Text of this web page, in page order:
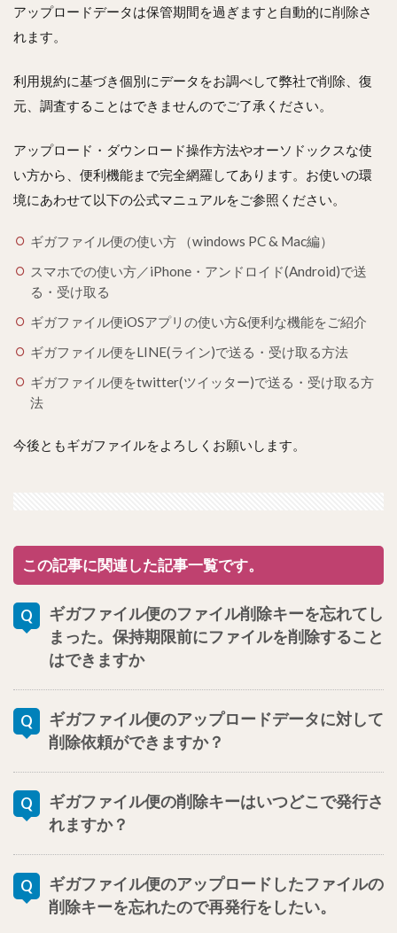
アップロードデータは保管期間を過ぎますと自動的に削除さ
れます。
利用規約に基づき個別にデータをお調べして弊社で削除、復
元、調査することはできませんのでご了承ください。
アップロード・ダウンロード操作方法やオーソドックスな使
い方から、便利機能まで完全網羅してあります。お使いの環
境にあわせて以下の公式マニュアルをご参照ください。
ギガファイル便の使い方 （windows PC & Mac編）
スマホでの使い方／iPhone・アンドロイド(Android)で送
る・受け取る
ギガファイル便iOSアプリの使い方&便利な機能をご紹介
ギガファイル便をLINE(ライン)で送る・受け取る方法
ギガファイル便をtwitter(ツイッター)で送る・受け取る方
法
今後ともギガファイルをよろしくお願いします。
この記事に関連した記事一覧です。
ギガファイル便のファイル削除キーを忘れてし
まった。保持期限前にファイルを削除すること
はできますか
ギガファイル便のアップロードデータに対して
削除依頼ができますか？
ギガファイル便の削除キーはいつどこで発行さ
れますか？
ギガファイル便のアップロードしたファイルの
削除キーを忘れたので再発行をしたい。